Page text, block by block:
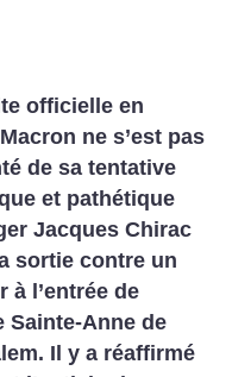
officielle en
ne s’est pas
de sa tentative
et pathétique
Jacques Chirac
sortie contre un
à l’entrée de
Sainte-Anne de
Il y a réaffirmé